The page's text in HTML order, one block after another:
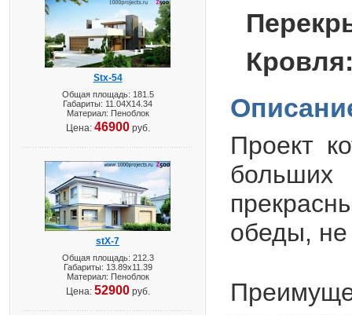
Stx-54
Общая площадь: 181.5
Габариты: 11.04X14.34
Материал: Пеноблок
Цена: 46900руб.
stX-7
Общая площадь: 212.3
Габариты: 13.89х11.39
Материал: Пеноблок
Цена: 52900руб.
Проект
обеды,